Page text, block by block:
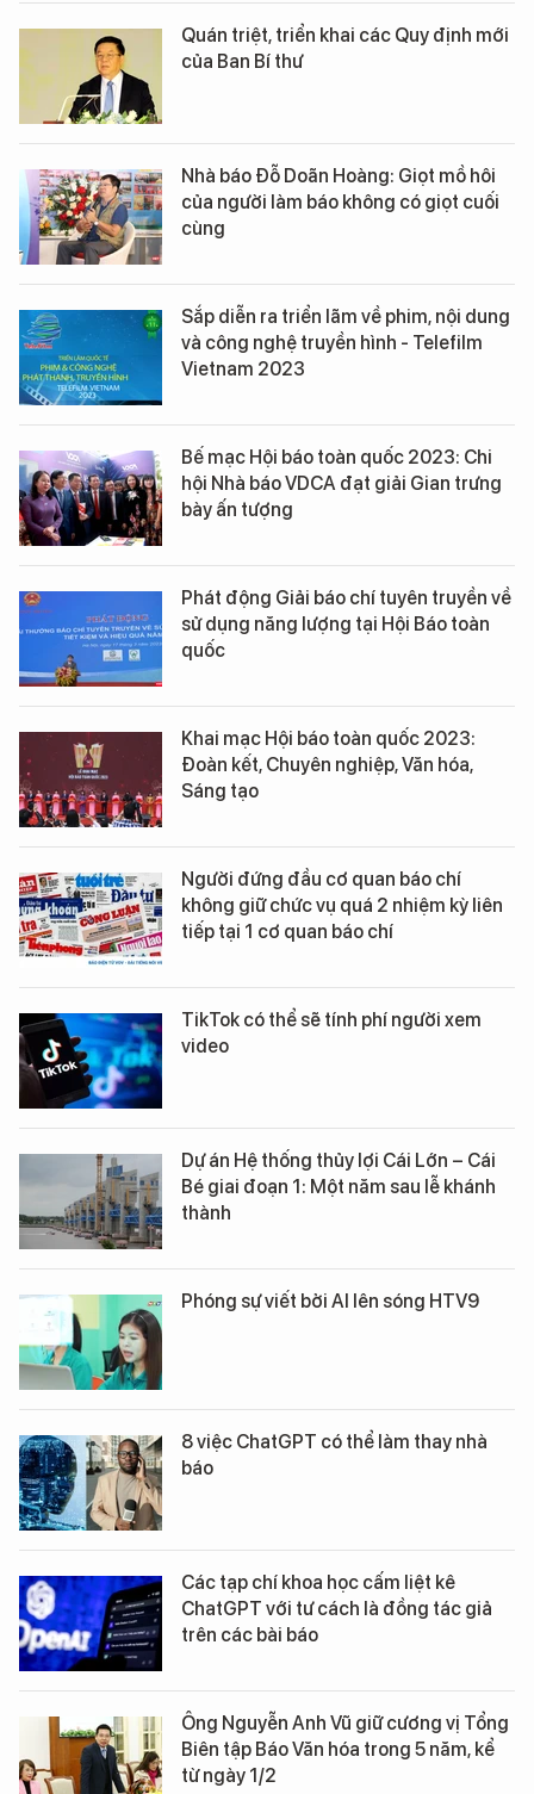
Quán triệt, triển khai các Quy định mới
của Ban Bí thư
Nhà báo Đỗ Doãn Hoàng: Giọt mồ hôi
của người làm báo không có giọt cuối
cùng
Sắp diễn ra triển lãm về phim, nội dung
và công nghệ truyền hình - Telefilm
Vietnam 2023
Bế mạc Hội báo toàn quốc 2023: Chi
hội Nhà báo VDCA đạt giải Gian trưng
bày ấn tượng
Phát động Giải báo chí tuyên truyền về
sử dụng năng lượng tại Hội Báo toàn
quốc
Khai mạc Hội báo toàn quốc 2023:
Đoàn kết, Chuyên nghiệp, Văn hóa,
Sáng tạo
Người đứng đầu cơ quan báo chí
không giữ chức vụ quá 2 nhiệm kỳ liên
tiếp tại 1 cơ quan báo chí
TikTok có thể sẽ tính phí người xem
video
Dự án Hệ thống thủy lợi Cái Lớn – Cái
Bé giai đoạn 1: Một năm sau lễ khánh
thành
Phóng sự viết bởi AI lên sóng HTV9
8 việc ChatGPT có thể làm thay nhà
báo
Các tạp chí khoa học cấm liệt kê
ChatGPT với tư cách là đồng tác giả
trên các bài báo
Ông Nguyễn Anh Vũ giữ cương vị Tổng
Biên tập Báo Văn hóa trong 5 năm, kể
từ ngày 1/2